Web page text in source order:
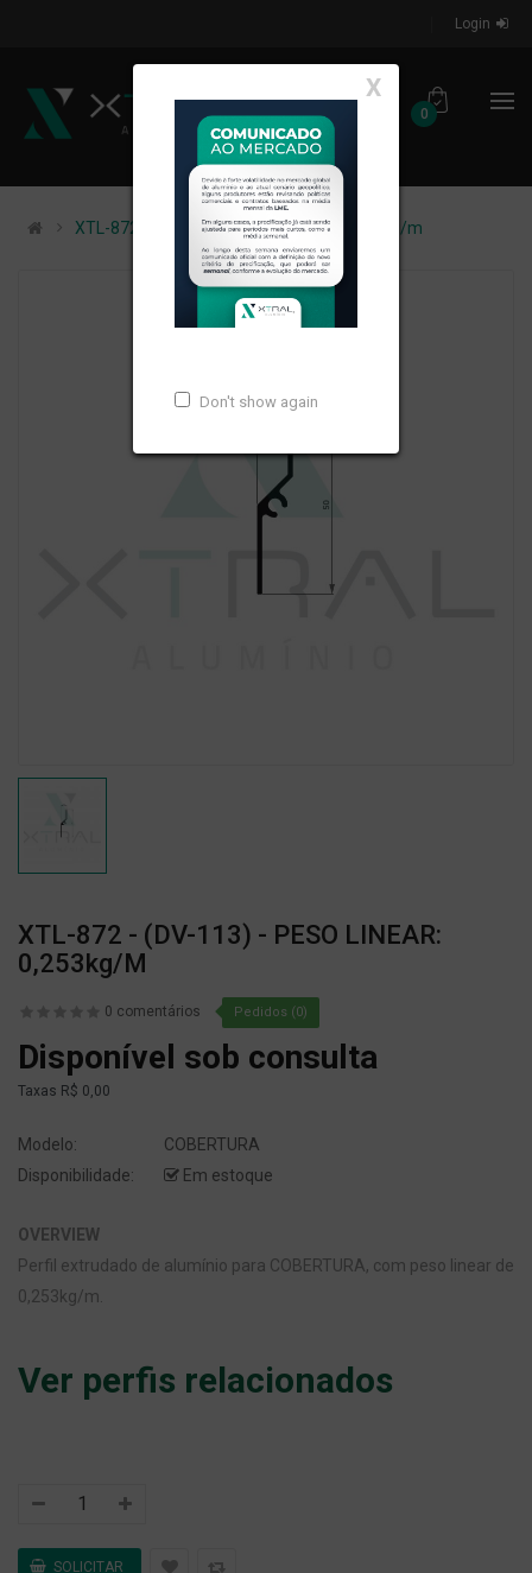
Login
0
X
Don't show again
XTL-872 - (DV-113) - PESO LINEAR: 0,253kg/m
XTL-872 - (DV-113) - PESO LINEAR:
0,253kg/m
0 comentários Pedidos (0)
Disponível sob consulta
Taxas R$ 0,00
Modelo:
COBERTURA
Disponibilidade:
Em estoque
OVERVIEW
Perfil extrudado de alumínio para COBERTURA, com peso linear de
0,253kg/m.
Ver perfis relacionados